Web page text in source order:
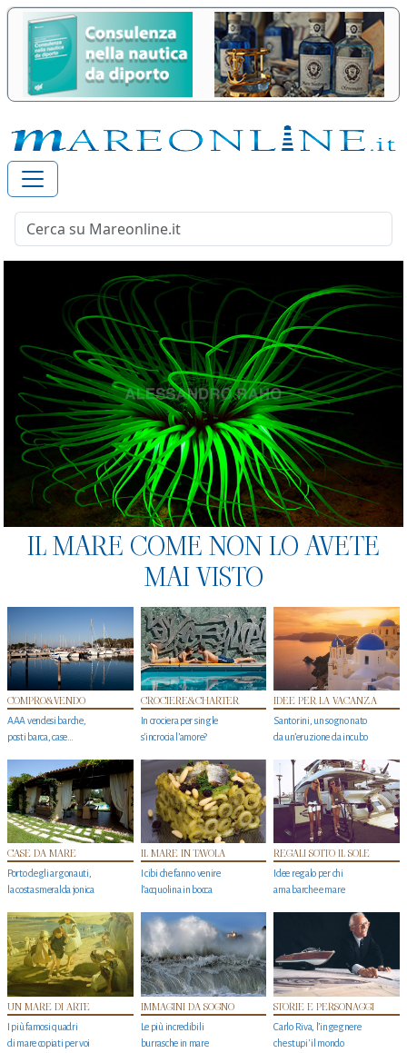
IL MARE COME NON LO AVETE
MAI VISTO
COMPRO&VENDO
AAA vendesi barche,
posti barca, case…
CROCIERE&CHARTER
In crociera per single
s'incrocia l’amore?
IDEE PER LA VACANZA
Santorini, un sogno nato
da un’eruzione da incubo
CASE DA MARE
Porto degli argonauti,
la costa smeralda jonica
IL MARE IN TAVOLA
I cibi che fanno venire
l’acquolina in bocca
REGALI SOTTO IL SOLE
Idee regalo per chi
ama barche e mare
UN MARE DI ARTE
I più famosi quadri
di mare copiati per voi
IMMAGINI DA SOGNO
Le più incredibili
burrasche in mare
STORIE E PERSONAGGI
Carlo Riva, l’ingegnere
che stupi' il mondo